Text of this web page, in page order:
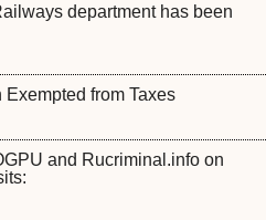
department has been
from Taxes
and Rucriminal.info on